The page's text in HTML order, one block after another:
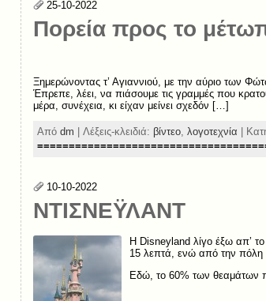
25-10-2022
Πορεία προς το
Ξημερώνοντας τ’ Αγιαννιού, με την αύριο των
Έπρεπε, λέει, να πιάσουμε τις γραμμές που
μέρα, συνέχεια, κι είχαν μείνει σχεδόν […]
Από dm | Λέξεις-κλειδιά: βίντεο, λογοτεχνία |
10-10-2022
ΝΤΙΣΝΕΫΛΑΝΤ
Η Disneyland λίγο έξω απ’
15 λεπτά, ενώ από την
Εδώ, το 60% των θεαμάτων